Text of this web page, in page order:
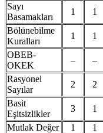
Sayı
Basamakları
1 1
Bölünebilme
Kuralları
1 1
OBEB-
OKEK
– –
Rasyonel
Sayılar
2 2
Basit
Eşitsizlikler
3 1
Mutlak Değer
1 1